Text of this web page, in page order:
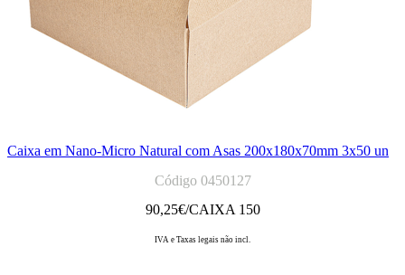
Caixa em Nano-Micro Natural com Asas 200x180x70mm 3x50 un
Código 0450127
90,25€/CAIXA 150
IVA e Taxas legais não incl.